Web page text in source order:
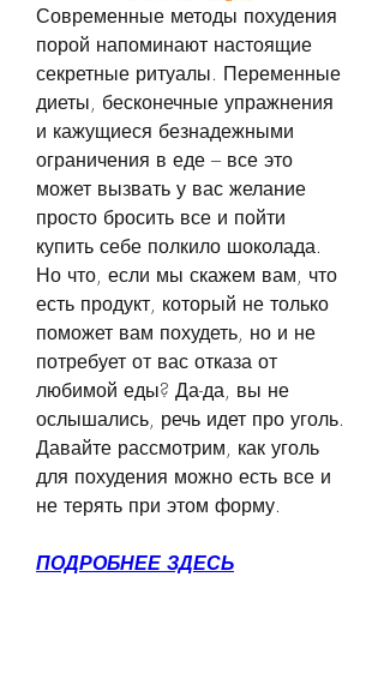
Современные методы похудения
порой напоминают настоящие
секретные ритуалы. Переменные
диеты, бесконечные упражнения
и кажущиеся безнадежными
ограничения в еде – все это
может вызвать у вас желание
просто бросить все и пойти
купить себе полкило шоколада.
Но что, если мы скажем вам, что
есть продукт, который не только
поможет вам похудеть, но и не
потребует от вас отказа от
любимой еды? Да-да, вы не
ослышались, речь идет про уголь.
Давайте рассмотрим, как уголь
для похудения можно есть все и
не терять при этом форму.
ПОДРОБНЕЕ ЗДЕСЬ